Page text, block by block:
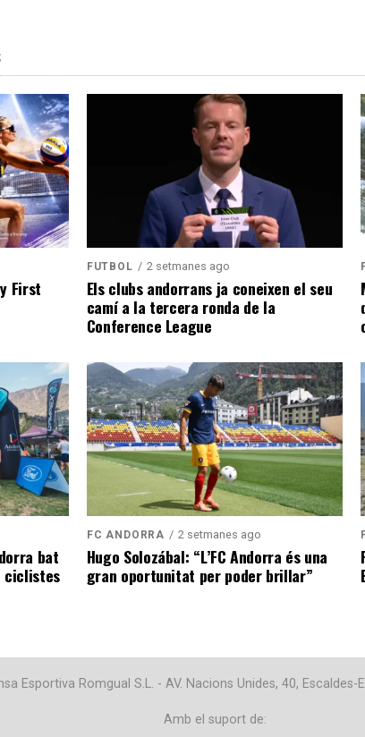
First
FUTBOL 2 setmanes ago
Els clubs andorrans ja coneixen el seu
camí a la tercera ronda de la
Conference League
bat
ciclistes
FC ANDORRA 2 setmanes ago
Hugo Solozábal: “L’FC Andorra és una
gran oportunitat per poder brillar”
Esportiva Romgual S.L. - AV. Nacions Unides, 40,
Amb el suport de: